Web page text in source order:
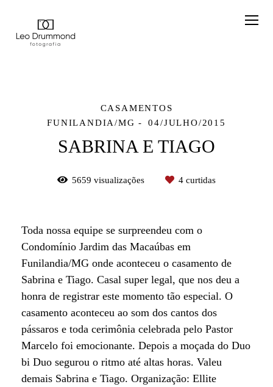
CASAMENTOS
FUNILANDIA/MG
04/JULHO/2015
SABRINA E TIAGO
5659 visualizações 4 curtidas
Toda nossa equipe se surpreendeu com o
Condomínio Jardim das Macaúbas em
Funilandia/MG onde aconteceu o casamento de
Sabrina e Tiago. Casal super legal, que nos deu a
honra de registrar este momento tão especial. O
casamento aconteceu ao som dos cantos dos
pássaros e toda cerimônia celebrada pelo Pastor
Marcelo foi emocionante. Depois a moçada do Duo
bi Duo segurou o ritmo até altas horas. Valeu
demais Sabrina e Tiago. Organização: Ellite